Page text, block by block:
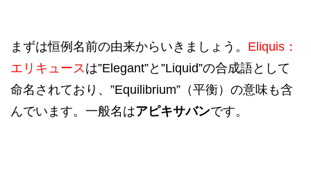
まずは恒例名前の由来からいきましょう。 Eliquis：
エリキュース は”Elegant”と”Liquid”の合成語として
命名されており、”Equilibrium”（平衡）の意味も含
んでいます。一般名はアピキサバンです。